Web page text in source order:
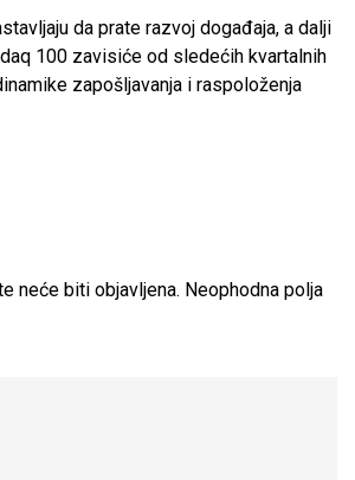
da prate razvoj događaja, a dalji
100 zavisiće od sledećih kvartalnih
zapošljavanja i raspoloženja
neće biti objavljena. Neophodna polja